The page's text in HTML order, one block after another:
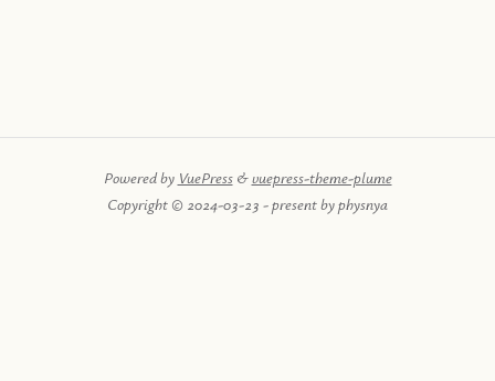
Powered by VuePress&vuepress-theme-plume
Copyright © 2024-03-23 - present by physnya